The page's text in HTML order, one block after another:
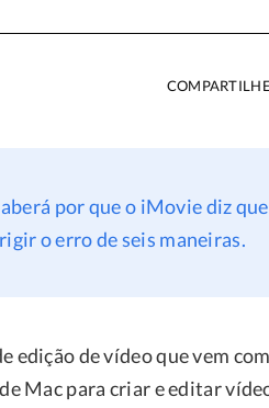
por que o iMovie diz
o erro de seis maneiras.
de vídeo que vem
Mac para criar e editar